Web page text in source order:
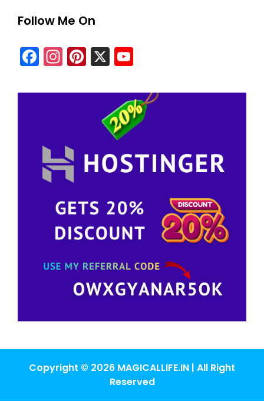
Follow Me On
Facebook
Instagram
Pinterest
X
Copyright © 2026 MAGICALLIFE.IN | All Right
Reserved